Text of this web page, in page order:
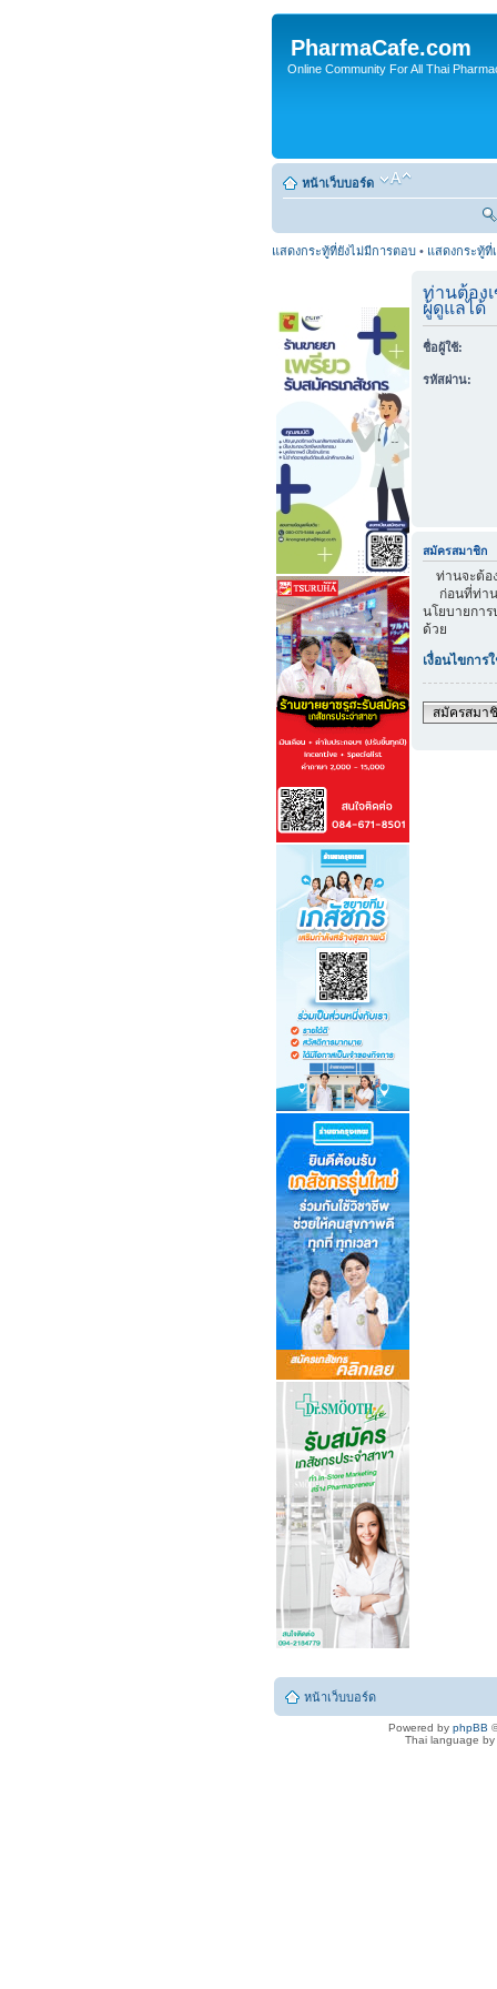
PharmaCafe.com
Online Community For All Thai
หน้าเว็บบอร์ด
แสดงกระทู้ที่ยังไม่มีการตอบ • แสดงกระทู้ที่
ท่านต้อง
ผู้ดูแลได้
ชื่อผู้ใช้:
รหัสผ่าน:
สมัครสมาชิก
ท่านจะต้อ
ก่อนที่ท่าน
นโยบายกา
ด้วย
เงื่อนไขการ
สมัครสมา
หน้าเว็บบอร์ด
Powered by phpBB
Thai language by